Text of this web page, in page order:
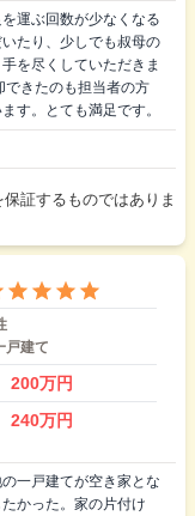
運ぶ回数が少なくなる
たり、少しでも叔母の
を尽くしていただきま
できたのも担当者の方
す。とても満足です。
証するものではありま
戸建て
200万円
240万円
一戸建てが空き家とな
かった。家の片付け